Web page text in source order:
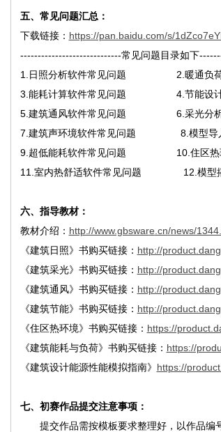
五、常见问题汇总：
下载链接： https://pan.baidu.com/s/
-----------------------------常见问题目录如下
1.日照分析软件常见问题 2.暖通负荷
3.能耗计算软件常见问题 4.节能设计
5.建筑通风软件常见问题 6.采光分析
7.建筑声环境软件常见问题 8.模型导
9.超低能耗软件常见问题 10.住区
11. 室内热舒适软件常见问题 12.模型搭
六、指导教材：
教材介绍： http://www.gbsware .cn/news/
《建筑日照》书购买链接： http://
《建筑采光》书购买链接： http://
《建筑通风》书购买链接： http://
《建筑节能》书购买链接： http://
《住区热环境》书购买链接： https://
《建筑能耗与负荷》书购买链接： https://
《建筑设计能源性能模拟指南》 https://
七、初赛作品提交注意事项：
提交作品需按模板要求整理好，以作品编